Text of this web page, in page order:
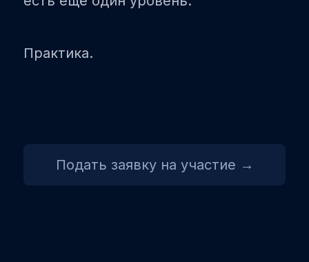
Практика.
Подать заявку на участие →